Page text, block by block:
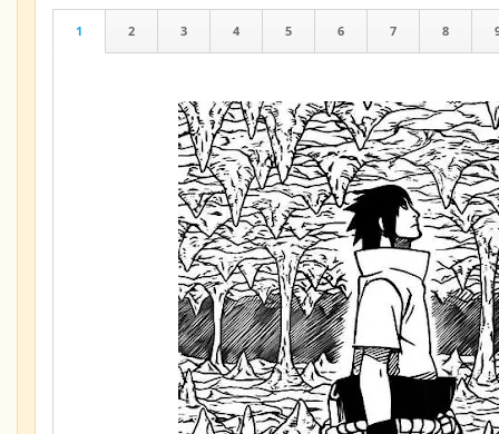
1 2 3 4 5 6 7 8